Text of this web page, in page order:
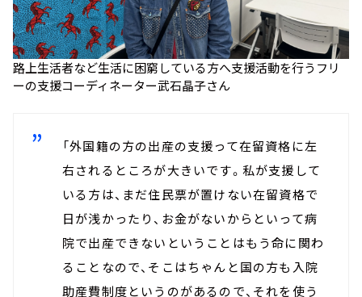
路上生活者など生活に困窮している方へ支援活動を行うフリ
ーの支援コーディネーター武石晶子さん
「外国籍の方の出産の支援って在留資格に左
右されるところが大きいです。私が支援して
いる方は、まだ住民票が置けない在留資格で
日が浅かったり、お金がないからといって病
院で出産できないということはもう命に関わ
ることなので、そこはちゃんと国の方も入院
助産費制度というのがあるので、それを使う